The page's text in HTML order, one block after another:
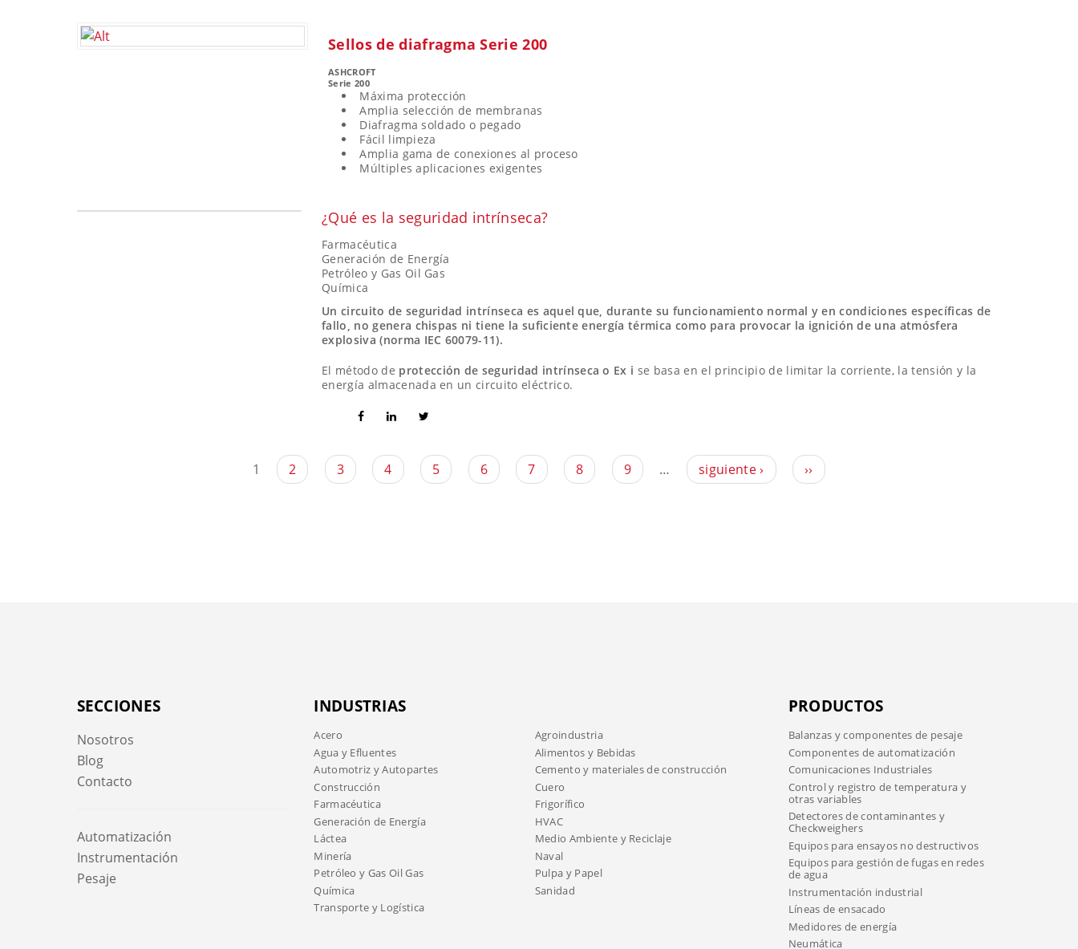
Sellos de diafragma Serie 200
ASHCROFT
Serie 200
Máxima protección
Amplia selección de membranas
Diafragma soldado o pegado
Fácil limpieza
Amplia gama de conexiones al proceso
Múltiples aplicaciones exigentes
¿Qué es la seguridad intrínseca?
Farmacéutica
Generación de Energía
Petróleo y Gas Oil Gas
Química
Un circuito de seguridad intrínseca es aquel que, durante su funcionamiento normal y en condiciones específicas de
fallo, no genera chispas ni tiene la suficiente energía térmica como para provocar la ignición de una atmósfera
explosiva (norma IEC 60079-11).
El método de protección de seguridad intrínseca o Ex i se basa en el principio de limitar la corriente, la tensión y la
energía almacenada en un circuito eléctrico.
1 2 3 4 5 6 7 8 9 … siguiente › ››
SECCIONES
Nosotros
Blog
Contacto
Automatización
Instrumentación
Pesaje
INDUSTRIAS
Acero
Agroindustria
Agua y Efluentes
Alimentos y Bebidas
Automotriz y Autopartes
Cemento y materiales de construcción
Construcción
Cuero
Farmacéutica
Frigorífico
Generación de Energía
HVAC
Láctea
Medio Ambiente y Reciclaje
Minería
Naval
Petróleo y Gas Oil Gas
Pulpa y Papel
Química
Sanidad
Transporte y Logística
PRODUCTOS
Balanzas y componentes de pesaje
Componentes de automatización
Comunicaciones Industriales
Control y registro de temperatura y
otras variables
Detectores de contaminantes y
Checkweighers
Equipos para ensayos no destructivos
Equipos para gestión de fugas en redes
de agua
Instrumentación industrial
Líneas de ensacado
Medidores de energía
Neumática